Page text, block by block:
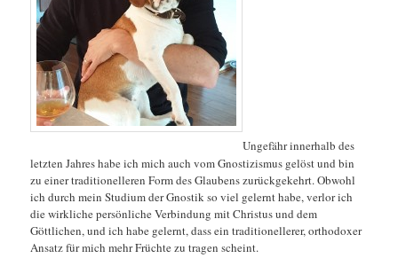
Ungefähr innerhalb des
letzten Jahres habe ich mich auch vom Gnostizismus gelöst und bin
zu einer traditionelleren Form des Glaubens zurückgekehrt. Obwohl
ich durch mein Studium der Gnostik so viel gelernt habe, verlor ich
die wirkliche persönliche Verbindung mit Christus und dem
Göttlichen, und ich habe gelernt, dass ein traditionellerer, orthodoxer
Ansatz für mich mehr Früchte zu tragen scheint.